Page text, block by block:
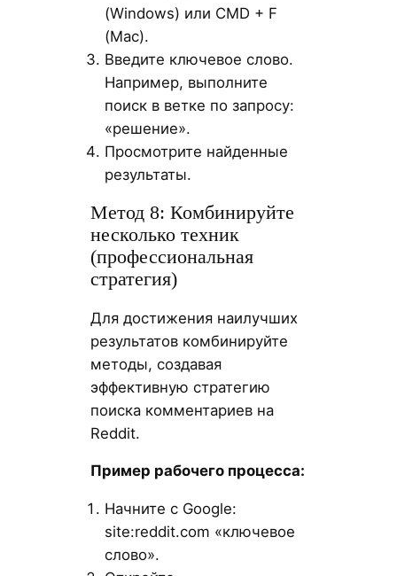
(Windows) или CMD + F
(Mac).
Введите ключевое слово.
Например, выполните
поиск в ветке по запросу:
«решение».
Просмотрите найденные
результаты.
Метод 8: Комбинируйте
несколько техник
(профессиональная
стратегия)
Для достижения наилучших
результатов комбинируйте
методы, создавая
эффективную стратегию
поиска комментариев на
Reddit.
Пример рабочего процесса:
Начните с Google:
site:reddit.com «ключевое
слово».